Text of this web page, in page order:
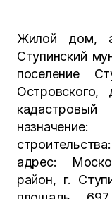
Жилой дом,
Ступинский
поселение
адрес:
район, г.